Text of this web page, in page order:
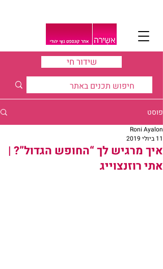
שידור חי
פוסט
איך מרגיש לך “החופש הגדול”? |
אתי רוזנצוייג
Roni Ayalon
11 ביולי 2019